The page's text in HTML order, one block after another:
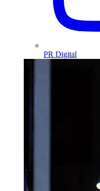
PR Digital